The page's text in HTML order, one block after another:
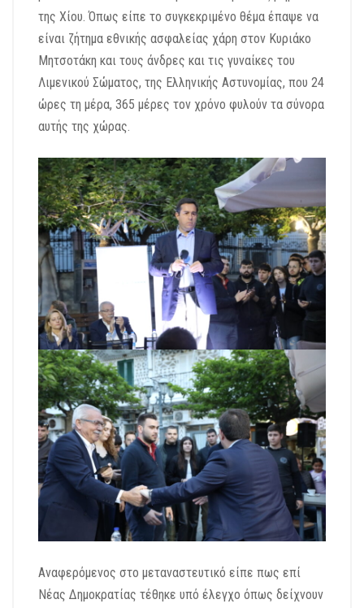
της Χίου. Όπως είπε το συγκεκριμένο θέμα έπαψε να
είναι ζήτημα εθνικής ασφαλείας χάρη στον Κυριάκο
Μητσοτάκη και τους άνδρες και τις γυναίκες του
Λιμενικού Σώματος, της Ελληνικής Αστυνομίας, που 24
ώρες τη μέρα, 365 μέρες τον χρόνο φυλούν τα σύνορα
αυτής της χώρας.
Αναφερόμενος στο μεταναστευτικό είπε πως επί
Νέας Δημοκρατίας τέθηκε υπό έλεγχο όπως δείχνουν